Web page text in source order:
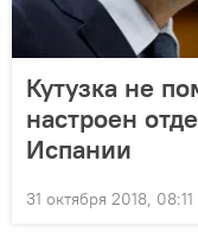
Кутузка не
настроен
Испании
31 октября 2018, 08:11